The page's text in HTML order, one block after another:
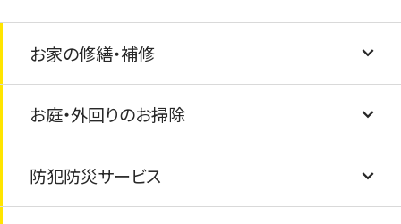
お家の修繕・補修
建具調整
壁紙・クロスの張替え
お庭・外回りのお掃除
草むしり・庭掃除
防犯防災サービス